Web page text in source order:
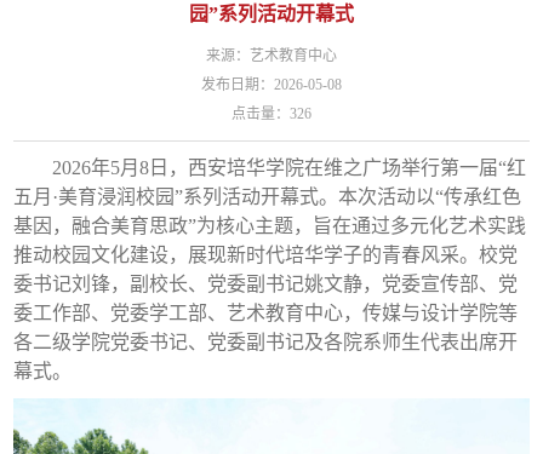
园”系列活动开幕式
来源：艺术教育中心
发布日期：2026-05-08
点击量： 326
2026年5月8日，西安培华学院在维之广场举行第一届“红
五月·美育浸润校园”系列活动开幕式。本次活动以“传承红色
基因，融合美育思政”为核心主题，旨在通过多元化艺术实践
推动校园文化建设，展现新时代培华学子的青春风采。校党
委书记刘锋，副校长、党委副书记姚文静，党委宣传部、党
委工作部、党委学工部、艺术教育中心，传媒与设计学院等
各二级学院党委书记、党委副书记及各院系师生代表出席开
幕式。